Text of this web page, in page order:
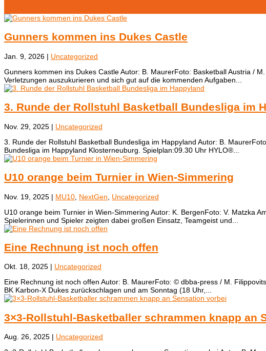
Gunners kommen ins Dukes Castle
Jan. 9, 2026 | Uncategorized
Gunners kommen ins Dukes Castle Autor: B. MaurerFoto: Basketball Austria /
Verletzungen auszukurieren und sich gut auf die kommenden Aufgaben...
3. Runde der Rollstuhl Basketball Bundesliga im
Nov. 29, 2025 | Uncategorized
3. Runde der Rollstuhl Basketball Bundesliga im Happyland Autor: B.
Bundesliga im Happyland Klosterneuburg. Spielplan:09.30 Uhr HYLO®...
U10 orange beim Turnier in Wien-Simmering
Nov. 19, 2025 | MU10 NextGen
Uncategorized
U10 orange beim Turnier in Wien-Simmering Autor: K. BergenFoto: V. Matzka
Spielerinnen und Spieler zeigten dabei großen Einsatz, Teamgeist und...
Eine Rechnung ist noch offen
Okt. 18, 2025 | Uncategorized
Eine Rechnung ist noch offen Autor: B. MaurerFoto: © dbba-press / M.
BK Karbon-X Dukes zurückschlagen und am Sonntag (18 Uhr,...
3×3-Rollstuhl-Basketballer schrammen knapp an
Aug. 26, 2025 | Uncategorized